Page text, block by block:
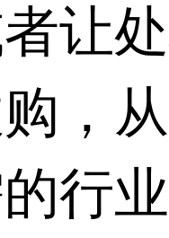
让
，
行